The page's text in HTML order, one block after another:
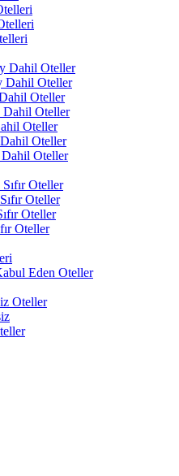
Dahil Oteller
Dahil Oteller
Oteller
Dahil Oteller
Oteller
Dahil Oteller
Oteller
Oteller
Oteller
Oteller
Oteller
Eden Oteller
Oteller